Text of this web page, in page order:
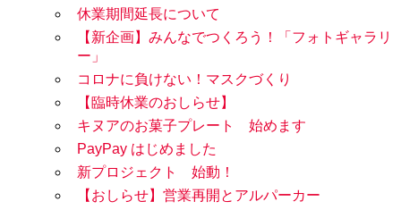
休業期間延長について
【新企画】みんなでつくろう！「フォトギャラリ
ー」
コロナに負けない！マスクづくり
【臨時休業のおしらせ】
キヌアのお菓子プレート 始めます
PayPay はじめました
新プロジェクト 始動！
【おしらせ】営業再開とアルパーカー